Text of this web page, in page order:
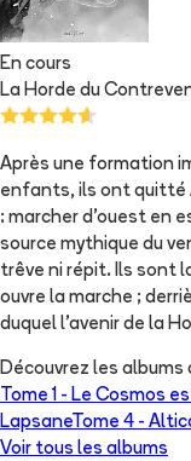
En cours
La Horde du
Après une formation
enfants, ils ont quitté
: marcher d'ouest en
source mythique du
trêve ni répit. Ils sont
ouvre la marche ;
duquel l'avenir de la
Découvrez les albums
Tome 1 - Le Cosmos
LapsaneTome 4 -
Voir tous les albums